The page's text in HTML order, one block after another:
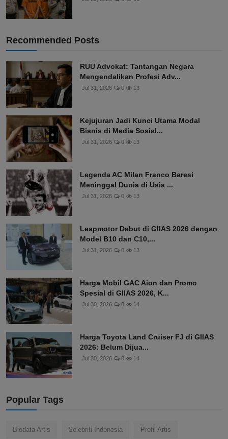
Recommended Posts
RUU Advokat: Tantangan Negara
Mengendalikan Profesi Adv...
Jul 31, 2026 0 13
Kejujuran Jadi Kunci Utama Modal
Bisnis di Media Sosial...
Jul 31, 2026 0 13
Legenda AC Milan Franco Baresi
Meninggal Dunia di Usia ...
Jul 31, 2026 0 13
Leapmotor Debut di GIIAS 2026 dengan
Model B10 dan C10,...
Jul 31, 2026 0 13
Harga Mobil GAC Aion dan Promo
Spesial di GIIAS 2026, K...
Jul 30, 2026 0 14
Harga Toyota Land Cruiser FJ di GIIAS
2026: Belum Dijua...
Jul 30, 2026 0 14
Popular Tags
Biodata Artis Selebriti Indonesia Profil Artis